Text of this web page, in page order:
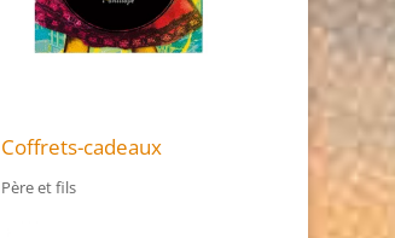
Coffrets-cadeaux
Père et fils